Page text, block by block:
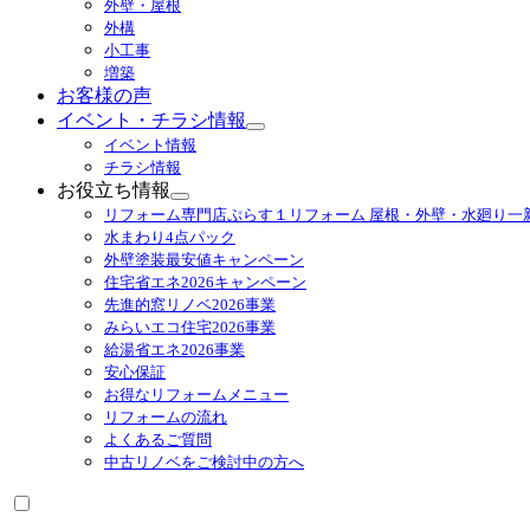
展
外壁・屋根
外構
小工事
増築
お客様の声
イベント・チラシ情報
サ
ュ
を
展
開
イベント情報
チラシ情報
お役立ち情報
サ
ブ
メ
ニ
ュ
ー
を
展
リフォーム専門店ぷらす１リフォーム 屋根・外壁・水廻り一
水まわり4点パック
外壁塗装最安値キャンペーン
住宅省エネ2026キャンペーン
先進的窓リノベ2026事業
みらいエコ住宅2026事業
給湯省エネ2026事業
安心保証
お得なリフォームメニュー
リフォームの流れ
よくあるご質問
中古リノベをご検討中の方へ